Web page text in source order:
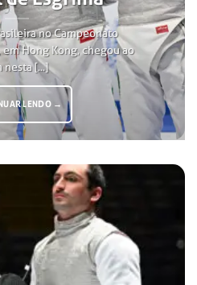
no Campeonato
Hong Kong, chegou ao
nesta [...]
LENDO →